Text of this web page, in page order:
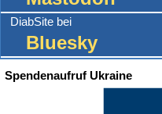
DiabSite bei
Bluesky
Spendenaufruf Ukraine